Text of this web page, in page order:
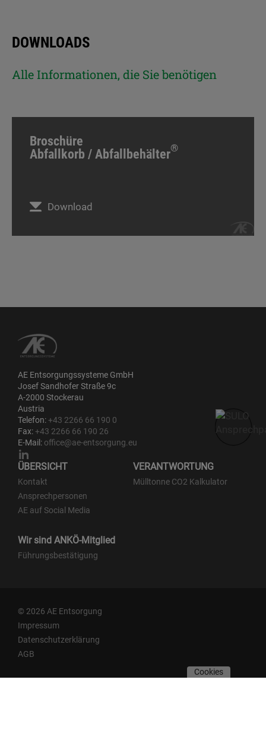
DOWNLOADS
Alle Informationen, die Sie benötigen
Broschüre
Abfallkorb / Abfallbehälter®
Download
AE Entsorgungssysteme GmbH
Josef Sandhofer Straße 9c
A-2000 Stockerau
Austria
Telefon:+43 2266 66 190 0
Fax:+43 2266 66 190 26
E-Mail: office@ae-entsorgung.eu
ÜBERSICHT
Kontakt
Ansprechpersonen
AE auf Social Media
VERANTWORTUNG
Mülltonne CO2 Kalkulator
Wir sind ANKÖ-Mitglied
Führungsbestätigung
© 2026 AE Entsorgung
Impressum
Datenschutzerklärung
AGB
Cookies